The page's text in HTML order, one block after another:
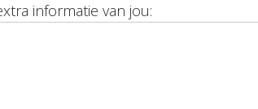
informatie van jou: